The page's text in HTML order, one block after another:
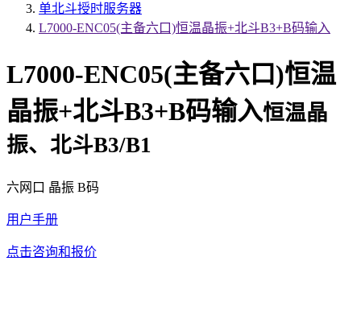
单北斗授时服务器
L7000-ENC05(主备六口)恒温晶振+北斗B3+B码输入
L7000-ENC05(主备六口)恒温
晶振+北斗B3+B码输入恒温晶
振、北斗B3/B1
六网口 晶振 B码
用户手册
点击咨询和报价